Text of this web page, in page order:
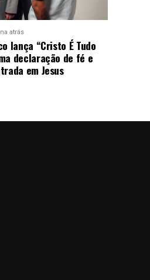
atrás
lança “Cristo É Tudo
declaração de fé e
em Jesus